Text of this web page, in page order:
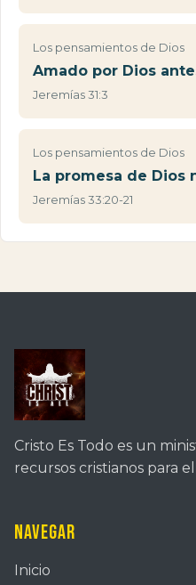
Los pensamientos de Dios
Amado por Dios
Jeremías 31:3
Los pensamientos de Dios
La promesa de Dios
Jeremías 33:20-21
Cristo Es Todo es un
recursos cristianos para
Navegar
Inicio